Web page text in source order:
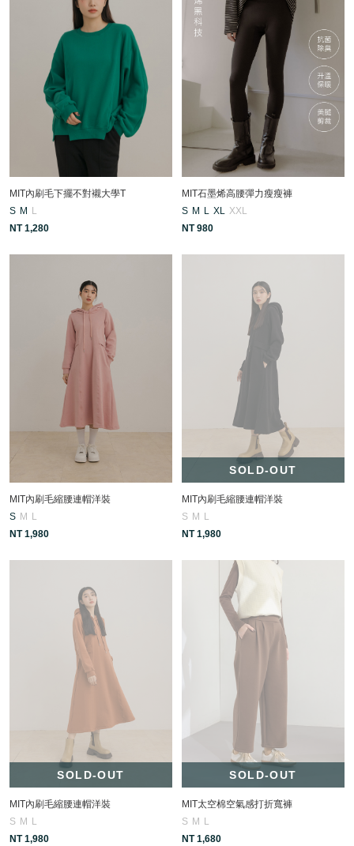
MIT內刷毛下擺不對襯大學T
S M
L
NT 1,280
MIT石墨烯高腰彈力瘦瘦褲
S M L XL XXL
NT 980
MIT內刷毛縮腰連帽洋裝
S M L
NT 1,980
SOLD-OUT
MIT內刷毛縮腰連帽洋裝
S M L
NT 1,980
SOLD-OUT
MIT內刷毛縮腰連帽洋裝
S M
L
NT 1,980
SOLD-OUT
MIT太空棉空氣感打折寬褲
S M
L
NT 1,680